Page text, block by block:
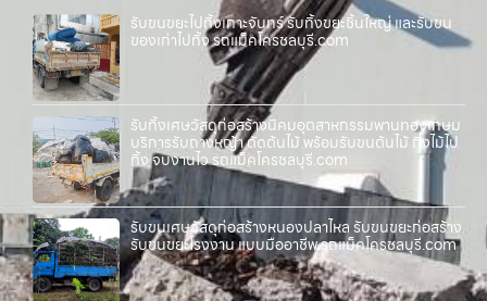
รับขนขยะไปทิ้งเกาะจันทร์ รับทิ้งขยะชิ้นใหญ่ และรับขน
ของเก่าไปทิ้ง รถแม็คโครชลบุรี.com
รับทิ้งเศษวัสดุก่อสร้างนิคมอุตสาหกรรมพานทองเกษม
บริการรับถางหญ้า ตัดต้นไม้ พร้อมรับขนต้นไม้ กิ่งไม้ไป
ทิ้ง จบงานไว รถแม็คโครชลบุรี.com
รับขนเศษวัสดุก่อสร้างหนองปลาไหล รับขนขยะก่อสร้าง
รับขนขยะโรงงาน แบบมืออาชีพ รถแม็คโครชลบุรี.com